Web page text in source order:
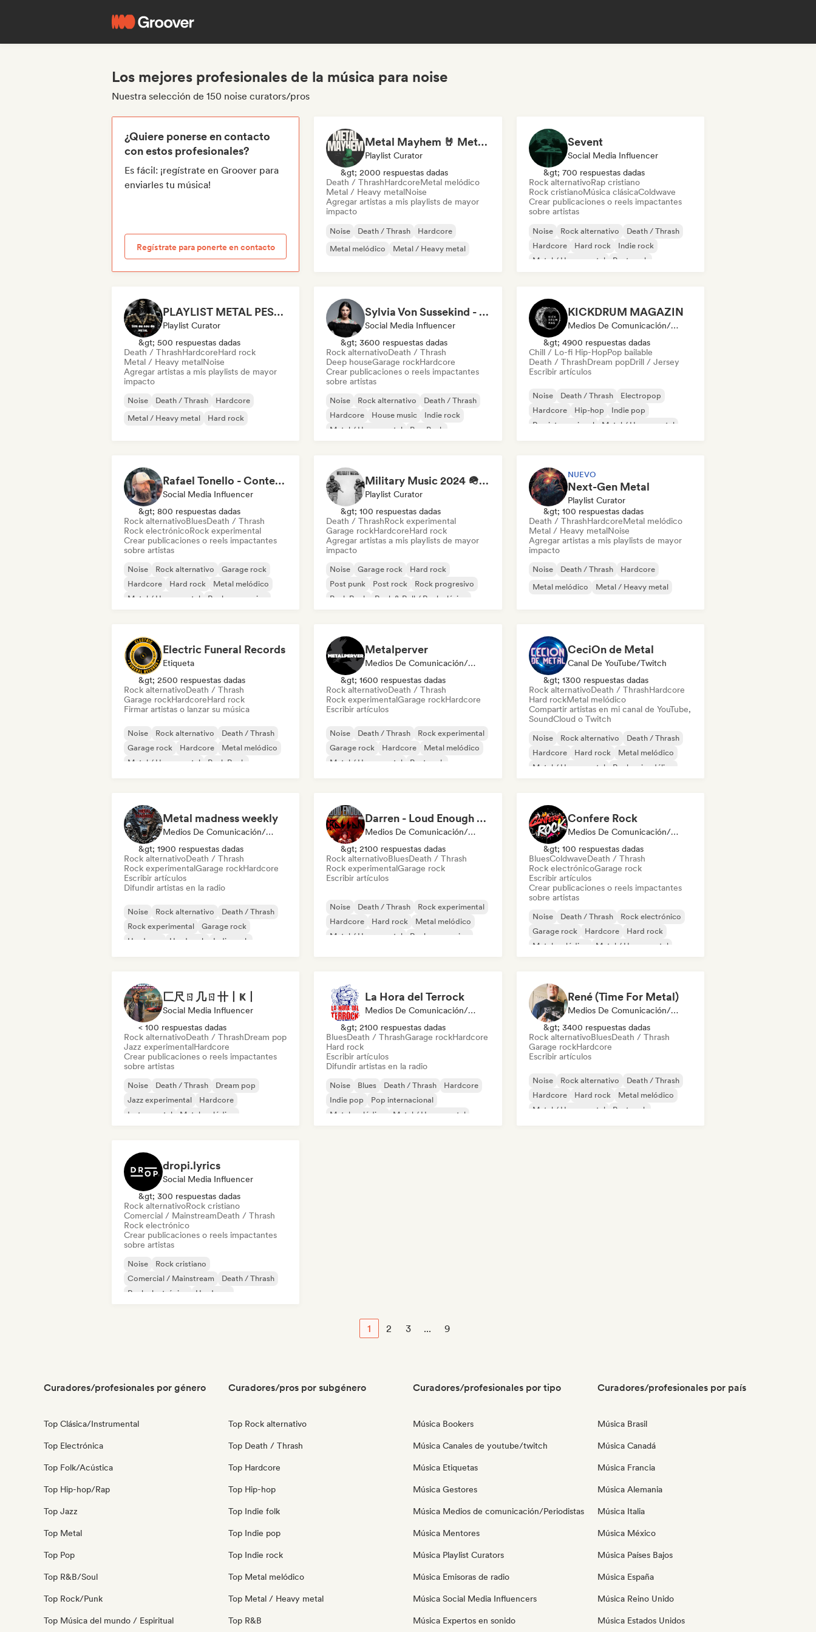
Los mejores profesionales de la música para noise
Nuestra selección de 150 noise curators/pros
¿Quiere ponerse en contacto
con estos profesionales?
Es fácil: ¡regístrate en Groover para
enviarles tu música!
Regístrate para ponerte en contacto
Metal Mayhem 🤘 Metalcore, Deathcore & Progressive Metal
Playlist Curator
&gt; 2000 respuestas dadas
Death / ThrashHardcoreMetal melódico
Metal / Heavy metalNoise
Agregar artistas a mis playlists de mayor
impacto
Noise Death / Thrash
Hardcore
Metal melódico
Metal / Heavy metal
Sevent
Social Media Influencer
&gt; 700 respuestas dadas
Rock alternativoRap cristiano
Rock cristianoMúsica clásicaColdwave
Crear publicaciones o reels impactantes
sobre artistas
Noise Rock alternativo
Death / Thrash
Hardcore
Hard rock
Indie rock
Metal / Heavy metal
Post punk
PLAYLIST METAL PESADO
Playlist Curator
&gt; 500 respuestas dadas
Death / ThrashHardcoreHard rock
Metal / Heavy metalNoise
Agregar artistas a mis playlists de mayor
impacto
Noise Death / Thrash
Hardcore
Metal / Heavy metal
Hard rock
Sylvia Von Sussekind - Content Creator
Social Media Influencer
&gt; 3600 respuestas dadas
Rock alternativoDeath / Thrash
Deep houseGarage rockHardcore
Crear publicaciones o reels impactantes
sobre artistas
Noise Rock alternativo
Death / Thrash
Hardcore
House music
Indie rock
Metal / Heavy metal
Pop Punk
KICKDRUM MAGAZIN
Medios De Comunicación/Periodista
&gt; 4900 respuestas dadas
Chill / Lo-fi Hip-HopPop bailable
Death / ThrashDream popDrill / Jersey
Escribir artículos
Noise Death / Thrash
Electropop
Hardcore
Hip-hop
Indie pop
Rap internacional
Metal / Heavy metal
Rafael Tonello - Content Creator
Social Media Influencer
&gt; 800 respuestas dadas
Rock alternativoBluesDeath / Thrash
Rock electrónicoRock experimental
Crear publicaciones o reels impactantes
sobre artistas
Noise Rock alternativo
Garage rock
Hardcore
Hard rock
Metal melódico
Metal / Heavy metal
Rock progresivo
Military Music 2024 🪖 Rock Motivation
Playlist Curator
&gt; 100 respuestas dadas
Death / ThrashRock experimental
Garage rockHardcoreHard rock
Agregar artistas a mis playlists de mayor
impacto
Noise Garage rock
Hard rock
Post punk
Post rock
Rock progresivo
Punk Rock
Rock & Roll / Rock clásico
NUEVO
Next-Gen Metal
Playlist Curator
&gt; 100 respuestas dadas
Death / ThrashHardcoreMetal melódico
Metal / Heavy metalNoise
Agregar artistas a mis playlists de mayor
impacto
Noise Death / Thrash
Hardcore
Metal melódico
Metal / Heavy metal
Electric Funeral Records
Etiqueta
&gt; 2500 respuestas dadas
Rock alternativoDeath / Thrash
Garage rockHardcoreHard rock
Firmar artistas o lanzar su música
Noise Rock alternativo
Death / Thrash
Garage rock
Hardcore
Metal melódico
Metal / Heavy metal
Punk Rock
Metalperver
Medios De Comunicación/Periodista
&gt; 1600 respuestas dadas
Rock alternativoDeath / Thrash
Rock experimentalGarage rockHardcore
Escribir artículos
Noise Death / Thrash
Rock experimental
Garage rock
Hardcore
Metal melódico
Metal / Heavy metal
Post rock
CeciOn de Metal
Canal De YouTube/Twitch
&gt; 1300 respuestas dadas
Rock alternativoDeath / ThrashHardcore
Hard rockMetal melódico
Compartir artistas en mi canal de YouTube,
SoundCloud o Twitch
Noise Rock alternativo
Death / Thrash
Hardcore
Hard rock
Metal melódico
Metal / Heavy metal
Rock psicodélico
Metal madness weekly
Medios De Comunicación/Periodista, Emisoras De Radio
&gt; 1900 respuestas dadas
Rock alternativoDeath / Thrash
Rock experimentalGarage rockHardcore
Escribir artículos
Difundir artistas en la radio
Noise Rock alternativo
Death / Thrash
Rock experimental
Garage rock
Hardcore
Hard rock Indie rock
Darren - Loud Enough Magazine
Medios De Comunicación/Periodista
&gt; 2100 respuestas dadas
Rock alternativoBluesDeath / Thrash
Rock experimentalGarage rock
Escribir artículos
Noise Death / Thrash
Rock experimental
Hardcore
Hard rock
Metal melódico
Metal / Heavy metal
Rock progresivo
Confere Rock
Medios De Comunicación/Periodista
&gt; 100 respuestas dadas
BluesColdwaveDeath / Thrash
Rock electrónicoGarage rock
Escribir artículos
Crear publicaciones o reels impactantes
sobre artistas
Noise Death / Thrash
Rock electrónico
Garage rock
Hardcore
Hard rock
Metal melódico
Metal / Heavy metal
匚尺ㄖ几ㄖ卄丨Ҝ丨
Social Media Influencer
< 100 respuestas dadas
Rock alternativoDeath / ThrashDream pop
Jazz experimentalHardcore
Crear publicaciones o reels impactantes
sobre artistas
Noise Death / Thrash
Dream pop
Jazz experimental
Hardcore
Instrumental
Metal melódico
La Hora del Terrock
Medios De Comunicación/Periodista, Emisoras De Radio
&gt; 2100 respuestas dadas
BluesDeath / ThrashGarage rockHardcore
Hard rock
Escribir artículos
Difundir artistas en la radio
Noise Blues Death / Thrash
Hardcore
Indie pop
Pop internacional
Metal melódico
Metal / Heavy metal
René (Time For Metal)
Medios De Comunicación/Periodista
&gt; 3400 respuestas dadas
Rock alternativoBluesDeath / Thrash
Garage rockHardcore
Escribir artículos
Noise Rock alternativo
Death / Thrash
Hardcore
Hard rock
Metal melódico
Metal / Heavy metal
Post rock
dropi.lyrics
Social Media Influencer
&gt; 300 respuestas dadas
Rock alternativoRock cristiano
Comercial / MainstreamDeath / Thrash
Rock electrónico
Crear publicaciones o reels impactantes
sobre artistas
Noise
Rock cristiano
Comercial / Mainstream
Death / Thrash
Rock electrónico
Hardcore
1 2 3 ... 9
Curadores/profesionales por género
Top Clásica/Instrumental
Top Electrónica
Top Folk/Acústica
Top Hip-hop/Rap
Top Jazz
Top Metal
Top Pop
Top R&B/Soul
Top Rock/Punk
Top Música del mundo / Espiritual
Curadores/pros por subgénero
Top Rock alternativo
Top Death / Thrash
Top Hardcore
Top Hip-hop
Top Indie folk
Top Indie pop
Top Indie rock
Top Metal melódico
Top Metal / Heavy metal
Top R&B
Curadores/profesionales por tipo
Música Bookers
Música Canales de youtube/twitch
Música Etiquetas
Música Gestores
Música Medios de comunicación/Periodistas
Música Mentores
Música Playlist Curators
Música Emisoras de radio
Música Social Media Influencers
Música Expertos en sonido
Curadores/profesionales por país
Música Brasil
Música Canadá
Música Francia
Música Alemania
Música Italia
Música México
Música Países Bajos
Música España
Música Reino Unido
Música Estados Unidos